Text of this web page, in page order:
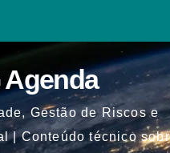
Agenda
Gestão de Riscos e
| Conteúdo técnico